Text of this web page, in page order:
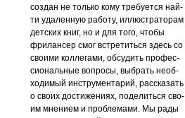
соз­дан не толь­ко кому требуется най­
ти уда­лен­ную ра­бо­ту, иллюстраторам
детских книг, но и для то­го, что­бы
фри­лан­сер смог встре­тить­ся здесь со
сво­ими кол­ле­га­ми, об­су­дить про­фес­
си­ональ­ные воп­ро­сы, выб­рать не­об­
хо­ди­мый инс­тру­мен­та­рий, расс­ка­зать
о сво­их дос­ти­же­ни­ях, по­де­лить­ся сво­
им мнением и проб­ле­ма­ми. Мы рады